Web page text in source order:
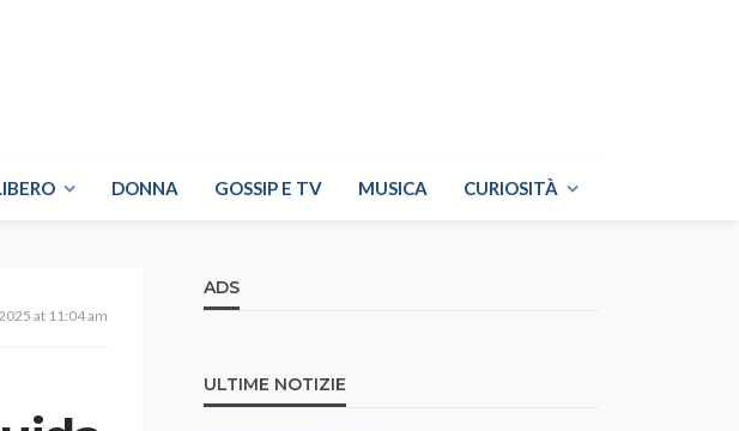
DONNA GOSSIP E TV MUSICA CURIOSITÀ
at 11:04 am
ADS
ULTIME NOTIZIE